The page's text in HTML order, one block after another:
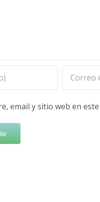
email y sitio web en